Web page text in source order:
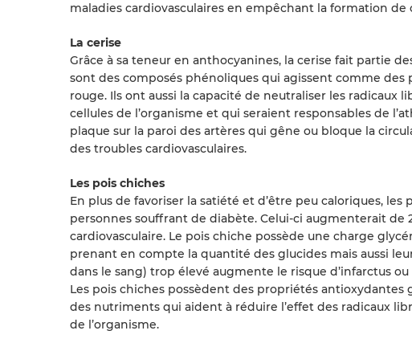
maladies cardiovasculaires en empêchant la formation de
La cerise
Grâce à sa teneur en anthocyanines, la cerise fait partie
sont des composés phénoliques qui agissent comme
rouge. Ils ont aussi la capacité de neutraliser les radicaux
cellules de l’organisme et qui seraient responsables de
plaque sur la paroi des artères qui gêne ou bloque la
des troubles cardiovasculaires.
Les pois chiches
En plus de favoriser la satiété et d’être peu caloriques,
personnes souffrant de diabète. Celui-ci augmenterait de
cardiovasculaire. Le pois chiche possède une charge
prenant en compte la quantité des glucides mais aussi
dans le sang) trop élevé augmente le risque d’infarctus ou
Les pois chiches possèdent des propriétés
des nutriments qui aident à réduire l’effet des radicaux
de l’organisme.